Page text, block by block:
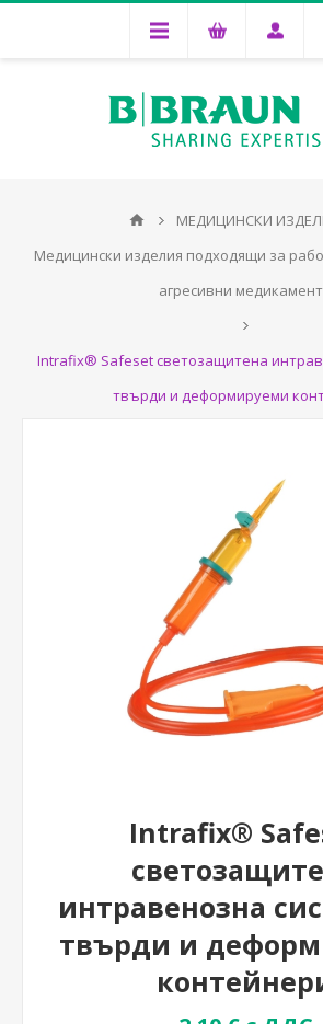
МЕДИЦИНСКИ
Медицински изделия подходящи за
агресивни
Intrafix® Safeset светозащитена
твърди и деформируеми
Intrafix®
интравенозна
твърди и